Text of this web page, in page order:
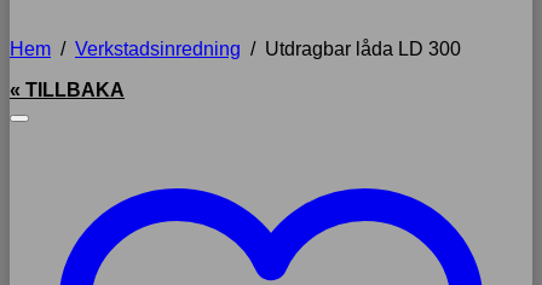
Hem / Verkstadsinredning / Utdragbar låda LD 300
« TILLBAKA